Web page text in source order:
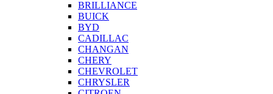
BRILLIANCE
BUICK
BYD
CADILLAC
CHANGAN
CHERY
CHEVROLET
CHRYSLER